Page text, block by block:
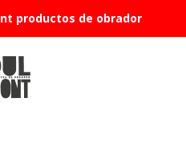
productos de obrador